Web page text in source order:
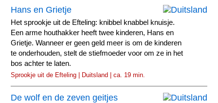
Hans en Grietje
Het sprookje uit de Efteling: knibbel knabbel knuisje.
Een arme houthakker heeft twee kinderen, Hans en
Grietje. Wanneer er geen geld meer is om de kinderen
te onderhouden, stelt de stiefmoeder voor om ze in het
bos achter te laten.
Sprookje uit de Efteling | Duitsland | ca. 19 min.
De wolf en de zeven geitjes